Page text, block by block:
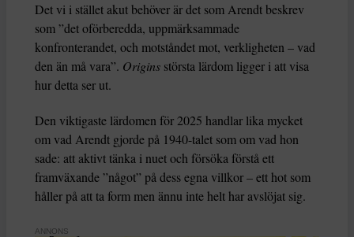
Det vi i stället akut behöver är det som Arendt beskrev
som ”det oförberedda, uppmärksammade
konfronterandet, och motståndet mot, verkligheten – vad
den än må vara”. Origins största lärdom ligger i att visa
hur detta ser ut.
Den viktigaste lärdomen för 2025 handlar lika mycket
om vad Arendt gjorde på 1940-talet som om vad hon
sade: att aktivt tänka i nuet och försöka förstå ett
framväxande ”något” på dess egna villkor – ett hot som
håller på att ta form men ännu inte helt har avslöjat sig.
ANNONS